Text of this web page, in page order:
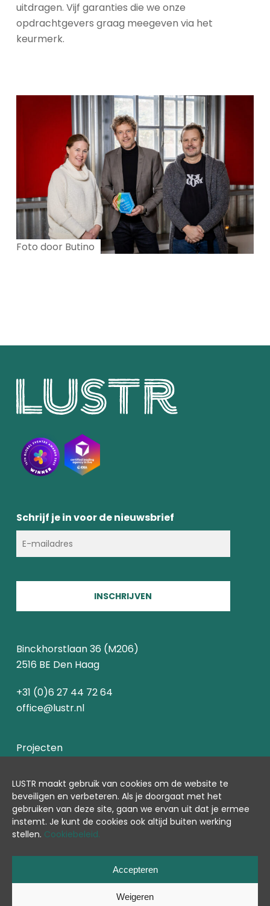
LUSTR maakt gebruik van cookies om de website te
beveiligen en verbeteren. Als je doorgaat met het
gebruiken van deze site, gaan we ervan uit dat je ermee
instemt. Je kunt de cookies ook altijd buiten werking
stellen. Cookiebeleid.
Accepteren
Weigeren
uitdragen. Vijf garanties die we onze
opdrachtgevers graag meegeven via het
keurmerk.
Foto door Butino
Schrijf je in voor de nieuwsbrief
INSCHRIJVEN
Binckhorstlaan 36 (M206)
2516 BE Den Haag
+31 (0)6 27 44 72 64
office@lustr.nl
Projecten
Contact
Cookiebeleid